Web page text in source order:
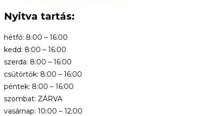
Nyitva tartás:
hétfő: 8:00 – 16:00
kedd: 8:00 – 16:00
szerda: 8:00 – 16:00
csütörtök: 8:00 – 16:00
péntek: 8:00 – 16:00
szombat: ZÁRVA
vasárnap: 10:00 – 12:00